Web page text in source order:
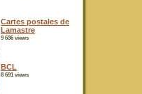
Cartes postales de
Lamastre
9 636 views
BCL
8 691 views